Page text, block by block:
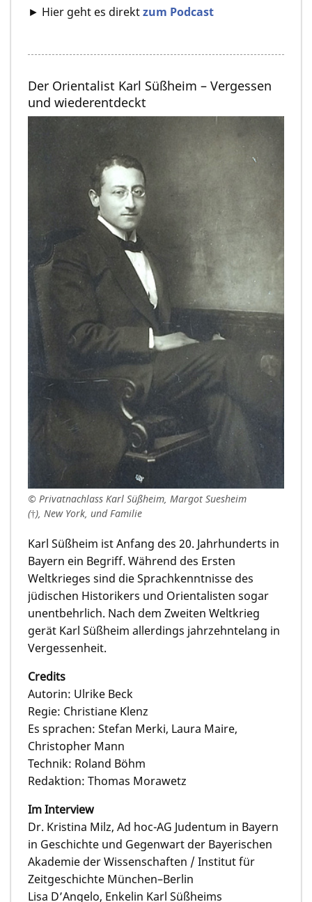
► Hier geht es direktzum Podcast
Der Orientalist Karl Süßheim – Vergessen
und wiederentdeckt
© Privatnachlass Karl Süßheim, Margot Suesheim
(†), New York, und Familie
Karl Süßheim ist Anfang des 20. Jahrhunderts in
Bayern ein Begriff. Während des Ersten
Weltkrieges sind die Sprachkenntnisse des
jüdischen Historikers und Orientalisten sogar
unentbehrlich. Nach dem Zweiten Weltkrieg
gerät Karl Süßheim allerdings jahrzehntelang in
Vergessenheit.
Credits
Autorin: Ulrike Beck
Regie: Christiane Klenz
Es sprachen: Stefan Merki, Laura Maire,
Christopher Mann
Technik: Roland Böhm
Redaktion: Thomas Morawetz
Im Interview
Dr. Kristina Milz, Ad hoc-AG Judentum in Bayern
in Geschichte und Gegenwart der Bayerischen
Akademie der Wissenschaften / Institut für
Zeitgeschichte München–Berlin
Lisa D’Angelo, Enkelin Karl Süßheims